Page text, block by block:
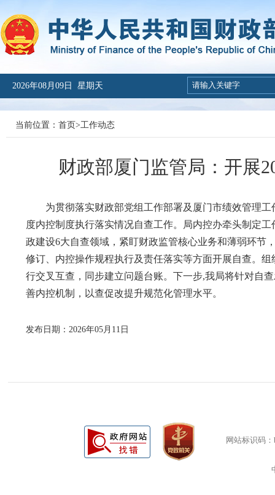
2026年08月09日 星期天
当前位置： 首页>工作动态
财政部厦门监管局：开展
为贯彻落实财政部党组工作部署及厦门市绩效管理
度内控制度执行落实情况自查工作。局内控办牵头制定
政建设6大自查领域，紧盯财政监管核心业务和薄弱环节
修订、内控操作规程执行及责任落实等方面开展自查。
行交叉互查，同步建立问题台账。下一步,我局将针对自
善内控机制，以查促改提升规范化管理水平。
发布日期：2026年05月11日
网站标识码